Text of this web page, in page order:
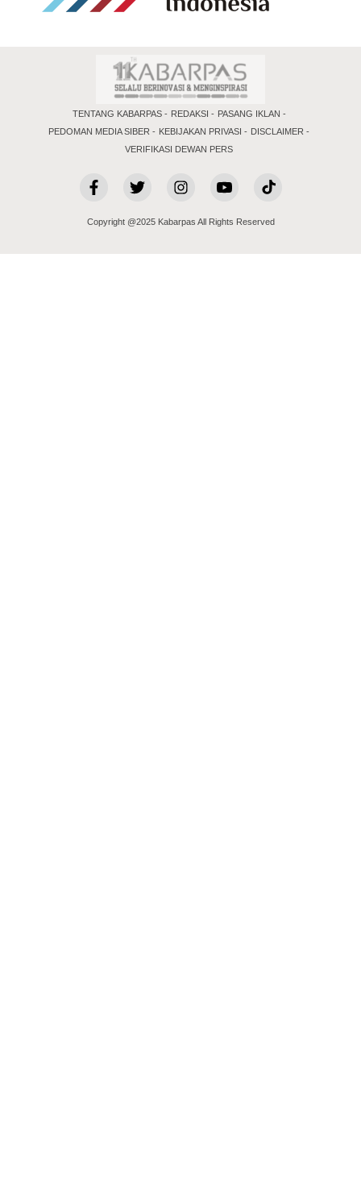
TENTANG KABARPAS REDAKSI
PASANG IKLAN
PEDOMAN MEDIA SIBER
KEBIJAKAN PRIVASI
DISCLAIMER
VERIFIKASI DEWAN PERS
Copyright @2025 Kabarpas All Rights Reserved